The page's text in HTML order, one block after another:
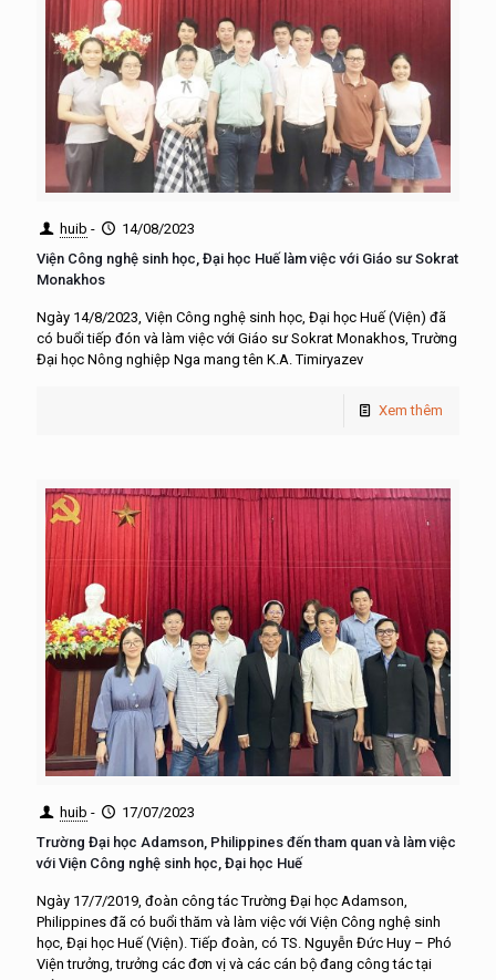
huib -
14/08/2023
Viện Công nghệ sinh học, Đại học Huế làm việc với Giáo sư Sokrat
Monakhos
Ngày 14/8/2023, Viện Công nghệ sinh học, Đại học Huế (Viện) đã
có buổi tiếp đón và làm việc với Giáo sư Sokrat Monakhos, Trường
Đại học Nông nghiệp Nga mang tên K.A. Timiryazev
Xem thêm
huib -
17/07/2023
Trường Đại học Adamson, Philippines đến tham quan và làm việc
với Viện Công nghệ sinh học, Đại học Huế
Ngày 17/7/2019, đoàn công tác Trường Đại học Adamson,
Philippines đã có buổi thăm và làm việc với Viện Công nghệ sinh
học, Đại học Huế (Viện). Tiếp đoàn, có TS. Nguyễn Đức Huy – Phó
Viện trưởng, trưởng các đơn vị và các cán bộ đang công tác tại